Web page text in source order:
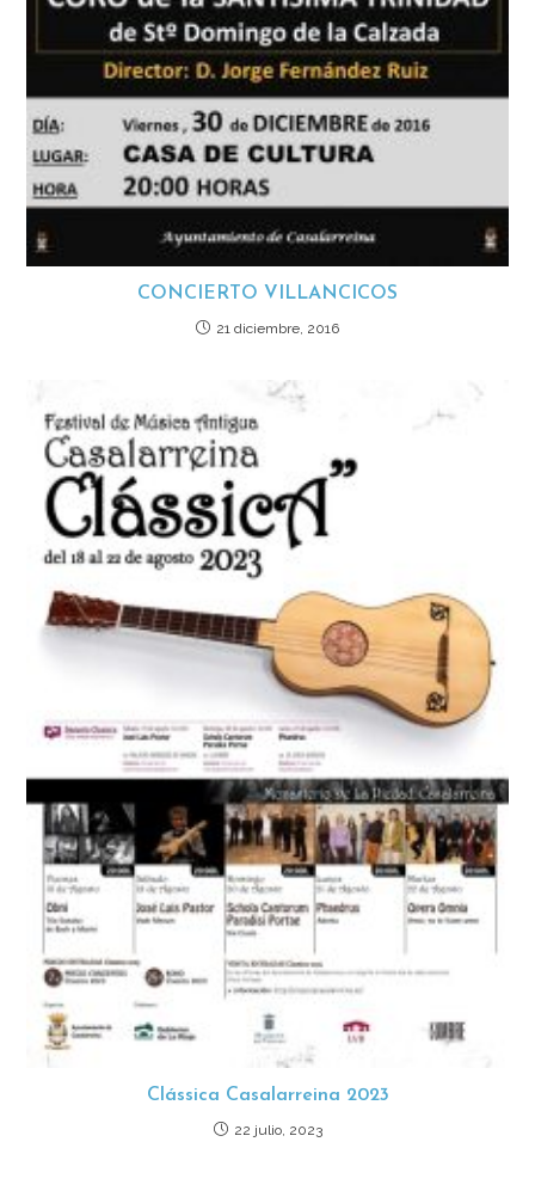
CONCIERTO VILLANCICOS
21 diciembre, 2016
Clássica Casalarreina 2023
22 julio, 2023